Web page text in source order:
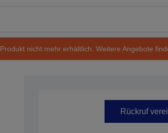
nicht mehr erhältlich. Weitere Angebote
Rückruf